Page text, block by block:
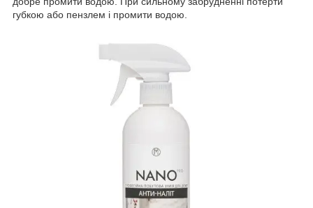
губкою або пензлем і промити водою.